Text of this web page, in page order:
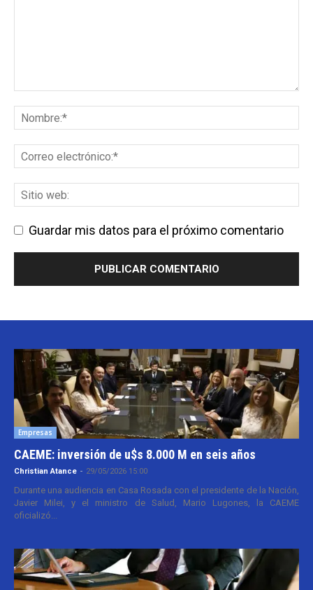
Guardar mis datos para el próximo comentario
Empresas
CAEME: inversión de u$s 8.000 M en seis años
Christian Atance - 29/05/2026 15:00
Durante una audiencia en Casa Rosada con el presidente de la Nación,
Javier Milei, y el ministro de Salud, Mario Lugones, la CAEME
oficializó...